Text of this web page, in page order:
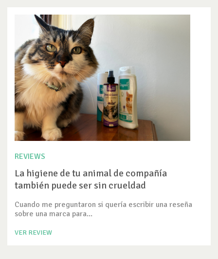
REVIEWS
La higiene de tu animal de compañía
también puede ser sin crueldad
Cuando me preguntaron si quería escribir una reseña
sobre una marca para...
VER REVIEW